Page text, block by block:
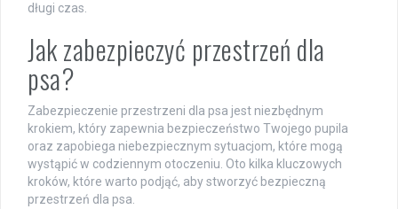
długi czas.
Jak zabezpieczyć przestrzeń dla
psa?
Zabezpieczenie przestrzeni dla psa jest niezbędnym
krokiem, który zapewnia bezpieczeństwo Twojego pupila
oraz zapobiega niebezpiecznym sytuacjom, które mogą
wystąpić w codziennym otoczeniu. Oto kilka kluczowych
kroków, które warto podjąć, aby stworzyć bezpieczną
przestrzeń dla psa.